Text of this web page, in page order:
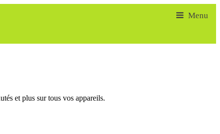
et plus sur tous vos appareils.